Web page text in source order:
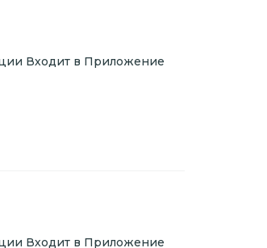
Входит в Приложение
Входит в Приложение